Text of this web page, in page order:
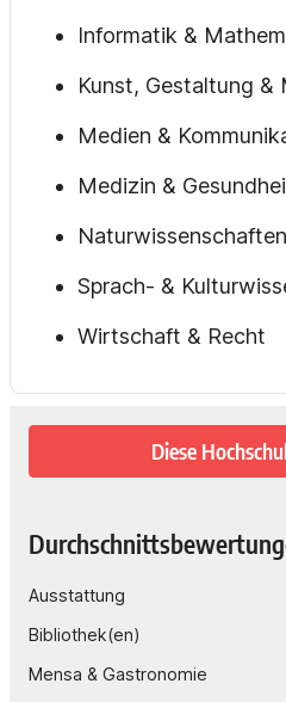
Informatik &
Kunst, Gestaltung &
Medien &
Medizin &
Naturwissenschaften
Sprach- &
Wirtschaft & Recht
Diese
Ausstattung
Bibliothek(en)
Mensa & Gastronomie